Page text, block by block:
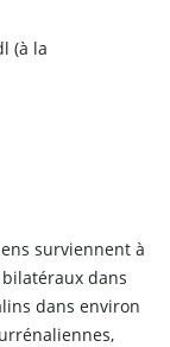
(à la
surviennent à
dans
dans environ